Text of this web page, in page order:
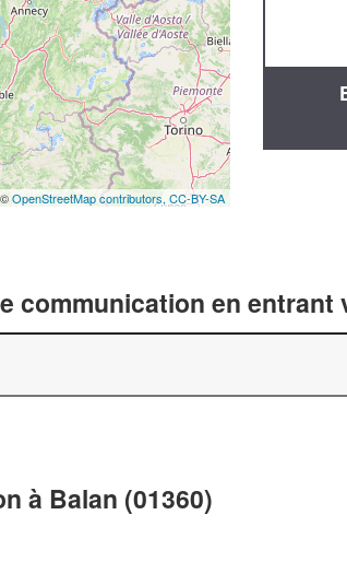
OpenStreetMap contributors, CC-BY-SA
communication en
à Balan (01360)